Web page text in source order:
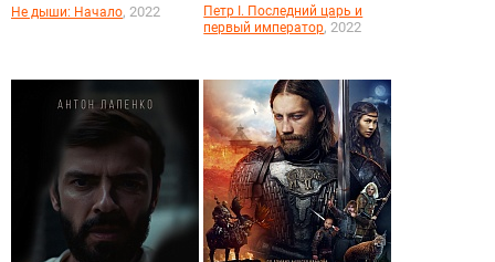
Не дыши: Начало, 2022
Петр I. Последний царь и
первый император, 2022